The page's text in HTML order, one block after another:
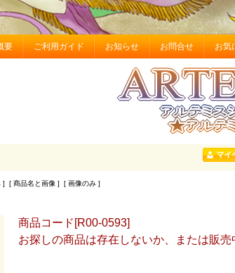
要 ご利用ガイド お知らせ お問合せ お気
] [ 商品名と画像 ] [ 画像のみ ]
商品コード[R00-0593]
お探しの商品は存在しないか、または販売